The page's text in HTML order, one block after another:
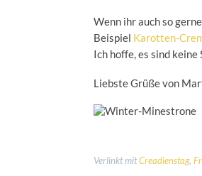
Wenn ihr auch so
Beispiel Karotten-
Ich hoffe, es sind
Liebste Grüße von
Verlinkt mitCreadienstag,